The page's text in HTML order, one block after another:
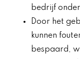
bedrijf
Door het
kunnen
bespaard,